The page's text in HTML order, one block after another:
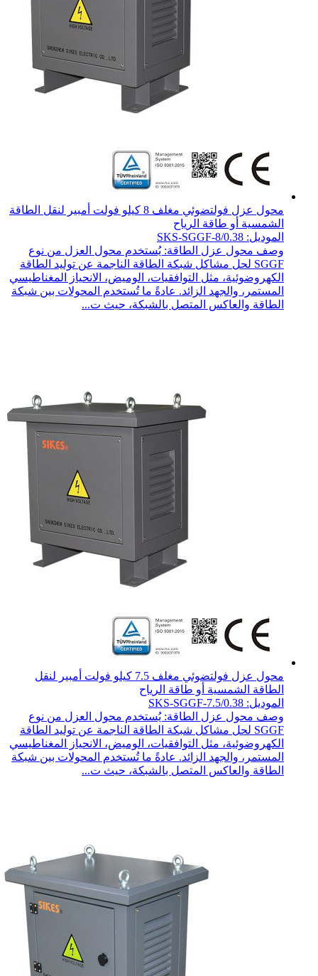
محول عزل فولتضوئي مغلف 8 كيلو فولت أمبير لنقل الطاقة
الشمسية أو طاقة الرياح
الموديل: SKS-SGGF-8/0.38
وصف محول عزل الطاقة: يُستخدم محول العزل من نوع
SGGF لحل مشاكل شبكة الطاقة الناجمة عن توليد الطاقة
الكهروضوئية، مثل التوافقيات، الوميض، الانحياز المغناطيسي
المستمر، والجهد الزائد. عادةً ما تُستخدم المحولات بين شبكة
الطاقة والعاكس المتصل بالشبكة، حيث ت...
محول عزل فولتضوئي مغلف 7.5 كيلو فولت أمبير لنقل
الطاقة الشمسية أو طاقة الرياح
الموديل: SKS-SGGF-7.5/0.38
وصف محول عزل الطاقة: يُستخدم محول العزل من نوع
SGGF لحل مشاكل شبكة الطاقة الناجمة عن توليد الطاقة
الكهروضوئية، مثل التوافقيات، الوميض، الانحياز المغناطيسي
المستمر، والجهد الزائد. عادةً ما تُستخدم المحولات بين شبكة
الطاقة والعاكس المتصل بالشبكة، حيث ت...